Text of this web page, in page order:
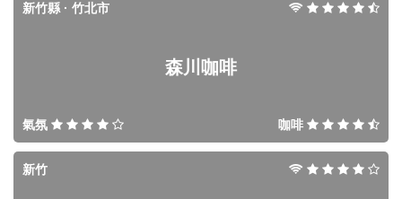
森川咖啡
新竹縣 · 竹北市
氣氛 咖啡
新竹